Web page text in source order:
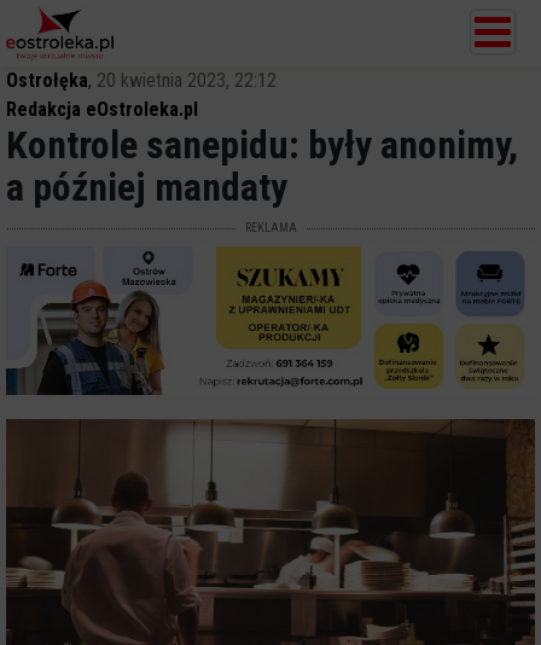
Ostrołęka, 20 kwietnia 2023, 22:12
Redakcja eOstroleka.pl
Kontrole sanepidu: były anonimy,
a później mandaty
REKLAMA